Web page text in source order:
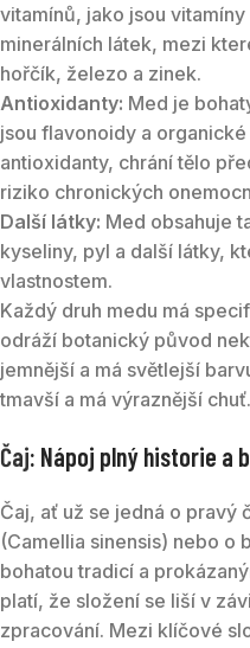
vitamínů, jako jsou
minerálních látek, mezi
hořčík, železo a zinek.
Antioxidanty: Med je
jsou flavonoidy a
antioxidanty, chrání tělo
riziko chronických
Další látky: Med obsahuje
kyseliny, pyl a další látky,
vlastnostem.
Každý druh medu má
odráží botanický původ
jemnější a má světlejší
tmavší a má výraznější chuť.
Čaj: Nápoj plný historie a
Čaj, ať už se jedná o pravý
(Camellia sinensis) nebo o
bohatou tradicí a
platí, že složení se liší v
zpracování. Mezi klíčové